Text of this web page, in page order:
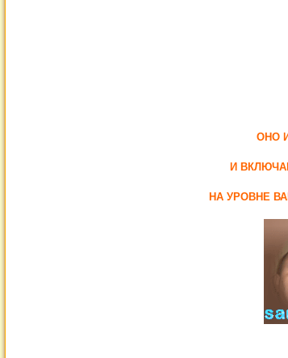
ОНО
И
НА УРОВНЕ